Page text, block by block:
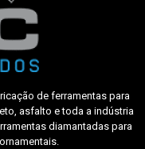
de ferramentas para
asfalto e toda a indústria
diamantadas para